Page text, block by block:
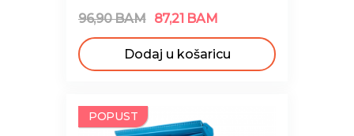
96,90 BAM 87,21 BAM
Dodaj u košaricu
NOVO
POPUST